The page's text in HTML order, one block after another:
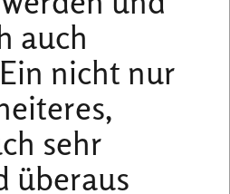
auch
Ein nicht nur
sehr
überaus